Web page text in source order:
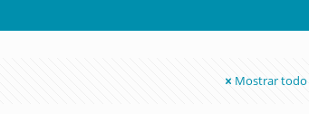
Mostrar todo